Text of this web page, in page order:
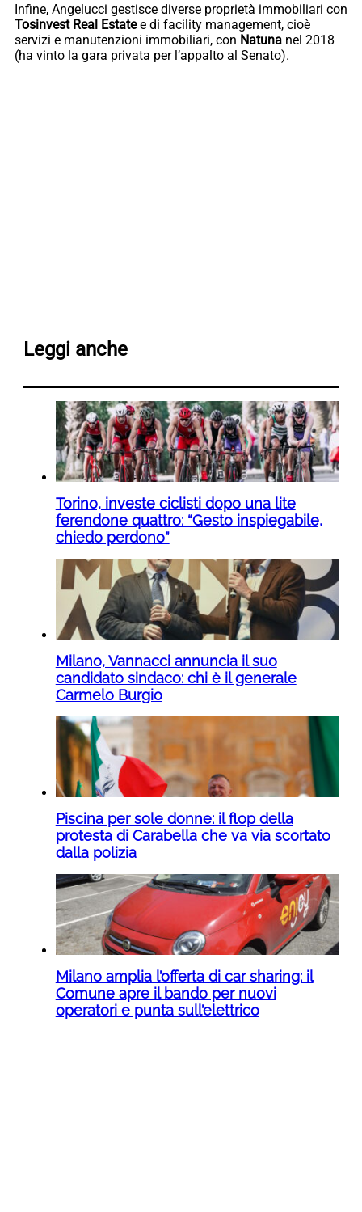
Infine, Angelucci gestisce diverse proprietà immobiliari con
Tosinvest Real Estatee di facility management, cioè
servizi e manutenzioni immobiliari, con Natuna nel 2018
(ha vinto la gara privata per l’appalto al Senato).
Leggi anche
Torino, investe ciclisti dopo una lite
ferendone quattro: “Gesto inspiegabile,
chiedo perdono”
Milano, Vannacci annuncia il suo
candidato sindaco: chi è il generale
Carmelo Burgio
Piscina per sole donne: il flop della
protesta di Carabella che va via scortato
dalla polizia
Milano amplia l’offerta di car sharing: il
Comune apre il bando per nuovi
operatori e punta sull’elettrico